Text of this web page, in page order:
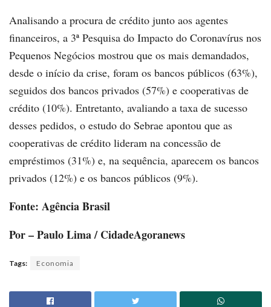
Analisando a procura de crédito junto aos agentes
financeiros, a 3ª Pesquisa do Impacto do Coronavírus nos
Pequenos Negócios mostrou que os mais demandados,
desde o início da crise, foram os bancos públicos (63%),
seguidos dos bancos privados (57%) e cooperativas de
crédito (10%). Entretanto, avaliando a taxa de sucesso
desses pedidos, o estudo do Sebrae apontou que as
cooperativas de crédito lideram na concessão de
empréstimos (31%) e, na sequência, aparecem os bancos
privados (12%) e os bancos públicos (9%).
Fonte: Agência Brasil
Por – Paulo Lima / CidadeAgoranews
Tags: Economia